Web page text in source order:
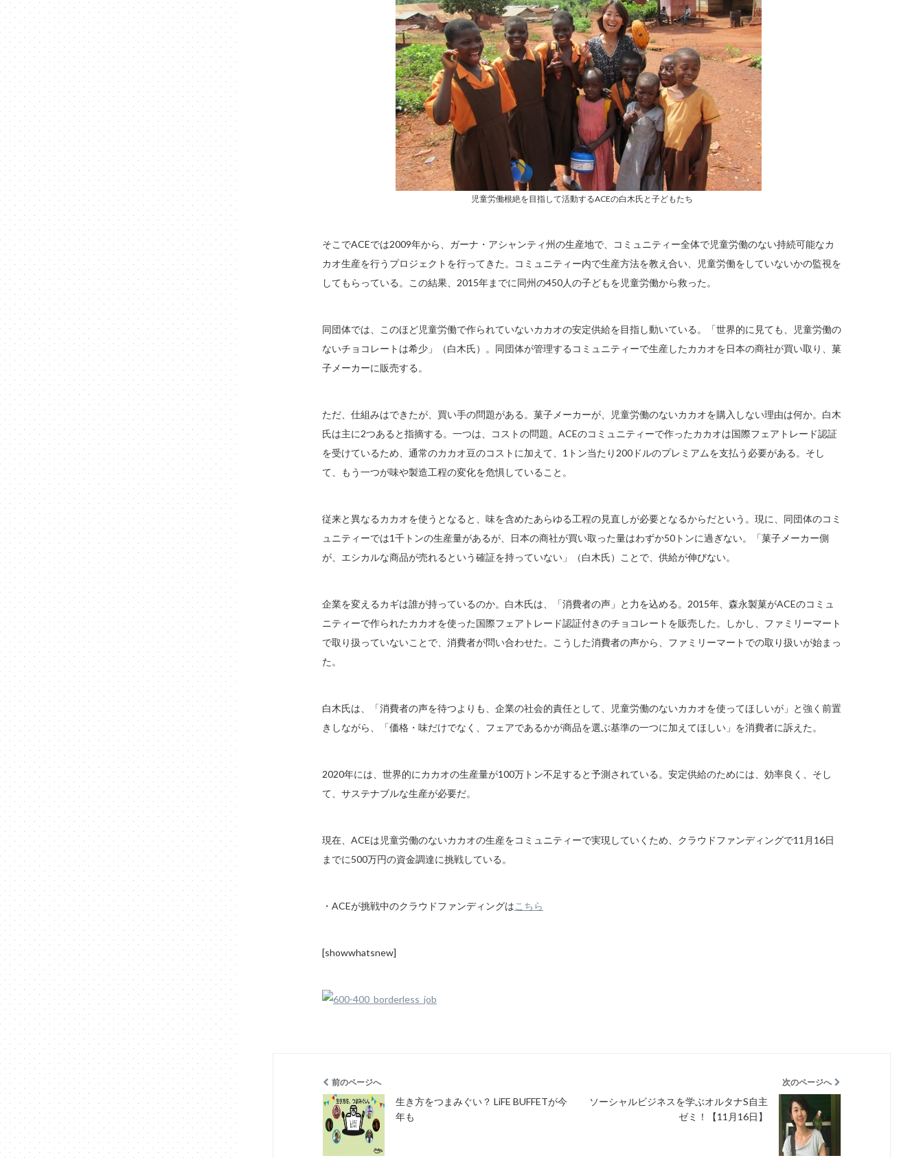
児童労働根絶を目指して活動するACEの白木氏と子どもたち
そこでACEでは2009年から、ガーナ・アシャンティ州の生産地で、コミュニティー全体で児童労働のない持続可能なカ
カオ生産を行うプロジェクトを行ってきた。コミュニティー内で生産方法を教え合い、児童労働をしていないかの監視を
してもらっている。この結果、2015年までに同州の450人の子どもを児童労働から救った。
同団体では、このほど児童労働で作られていないカカオの安定供給を目指し動いている。「世界的に見ても、児童労働の
ないチョコレートは希少」（白木氏）。同団体が管理するコミュニティーで生産したカカオを日本の商社が買い取り、菓
子メーカーに販売する。
ただ、仕組みはできたが、買い手の問題がある。菓子メーカーが、児童労働のないカカオを購入しない理由は何か。白木
氏は主に2つあると指摘する。一つは、コストの問題。ACEのコミュニティーで作ったカカオは国際フェアトレード認証
を受けているため、通常のカカオ豆のコストに加えて、1トン当たり200ドルのプレミアムを支払う必要がある。そし
て、もう一つが味や製造工程の変化を危惧していること。
従来と異なるカカオを使うとなると、味を含めたあらゆる工程の見直しが必要となるからだという。現に、同団体のコミ
ュニティーでは1千トンの生産量があるが、日本の商社が買い取った量はわずか50トンに過ぎない。「菓子メーカー側
が、エシカルな商品が売れるという確証を持っていない」（白木氏）ことで、供給が伸びない。
企業を変えるカギは誰が持っているのか。白木氏は、「消費者の声」と力を込める。2015年、森永製菓がACEのコミュ
ニティーで作られたカカオを使った国際フェアトレード認証付きのチョコレートを販売した。しかし、ファミリーマート
で取り扱っていないことで、消費者が問い合わせた。こうした消費者の声から、ファミリーマートでの取り扱いが始まっ
た。
白木氏は、「消費者の声を待つよりも、企業の社会的責任として、児童労働のないカカオを使ってほしいが」と強く前置
きしながら、「価格・味だけでなく、フェアであるかが商品を選ぶ基準の一つに加えてほしい」を消費者に訴えた。
2020年には、世界的にカカオの生産量が100万トン不足すると予測されている。安定供給のためには、効率良く、そし
て、サステナブルな生産が必要だ。
現在、ACEは児童労働のないカカオの生産をコミュニティーで実現していくため、クラウドファンディングで11月16日
までに500万円の資金調達に挑戦している。
・ACEが挑戦中のクラウドファンディングはこちら
[showwhatsnew]
前のページへ
生き方をつまみぐい？ LiFE BUFFETが今
年も
次のページへ
ソーシャルビジネスを学ぶオルタナS自主
ゼミ！【11月16日】